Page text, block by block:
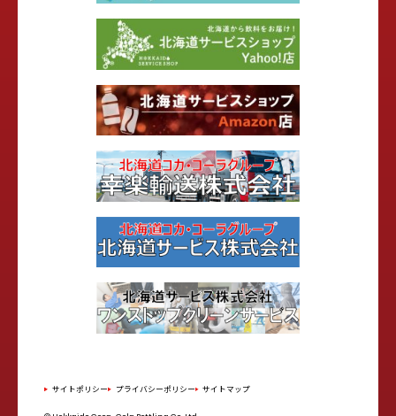
サイトポリシー プライバシーポリシー サイトマップ